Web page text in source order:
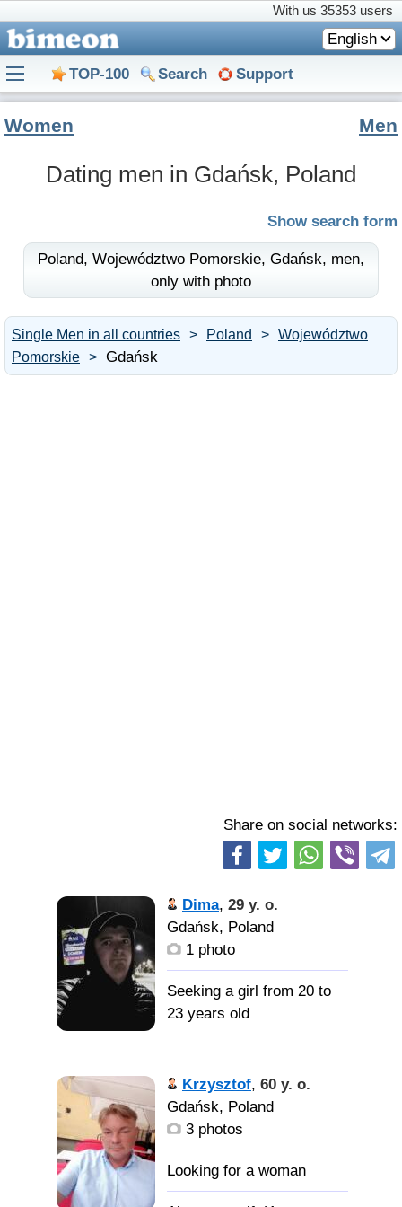
With us 35353 users
English
TOP-100 Search Support
Dating men in Gdańsk, Poland
Women Men
Show search form
Poland, Województwo Pomorskie, Gdańsk, men,
only with photo
Single Men in all countries Poland
Województwo
Pomorskie
Gdańsk
Share on social networks:
Dima, 29 y. o.
Gdańsk, Poland
1 photo
Seeking a girl from 20 to
23 years old
Позитивный Можу
говорить на любые темы
) целеустремленность;
уверенность в себе; сила
и мужество.
Krzysztof, 60 y. o.
Gdańsk, Poland
3 photos